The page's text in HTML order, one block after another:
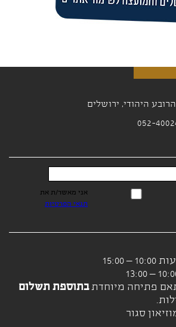
אני מאשר/ת את
תנאי הפרטיות
15:00
פתיחה מיוחדתבתוספת תשלום